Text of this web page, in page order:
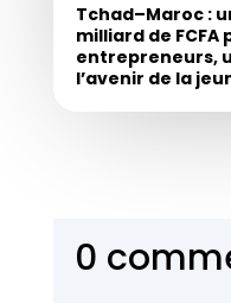
Tchad–Maroc :
milliard de
entrepreneurs,
l’avenir de la
0